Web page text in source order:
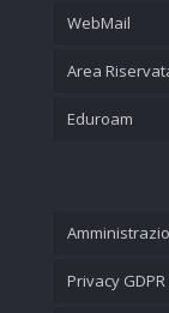
WebMail
Area
Eduroam
Privacy